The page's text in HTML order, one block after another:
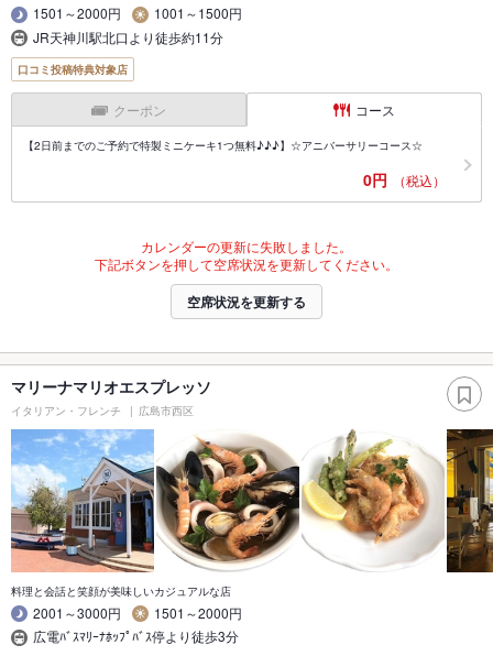
1501～2000円
1001～1500円
JR天神川駅北口より徒歩約11分
口コミ投稿特典対象店
クーポン コース
【2日前までのご予約で特製ミニケーキ1つ無料♪♪♪】☆アニバーサリーコース☆
0円 （税込）
カレンダーの更新に失敗しました。
下記ボタンを押して空席状況を更新してください。
空席状況を更新する
マリーナマリオエスプレッソ
イタリアン・フレンチ 広島市西区
料理と会話と笑顔が美味しいカジュアルな店
2001～3000円
1501～2000円
広電ﾊﾞｽﾏﾘｰﾅﾎｯﾌﾟﾊﾞｽ停より徒歩3分